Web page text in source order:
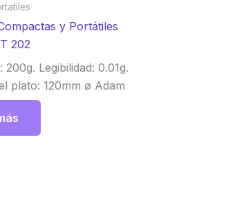
y Portátiles
202
200g. Legibilidad: 0.01g.
plato: 120mm ø Adam